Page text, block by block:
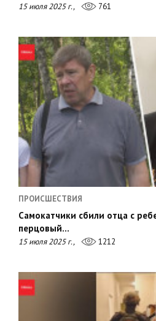
15 июля 2025 г., 761
ПРОИСШЕСТВИЯ
Самокатчики сбили отца с
перцовый…
15 июля 2025 г., 1212